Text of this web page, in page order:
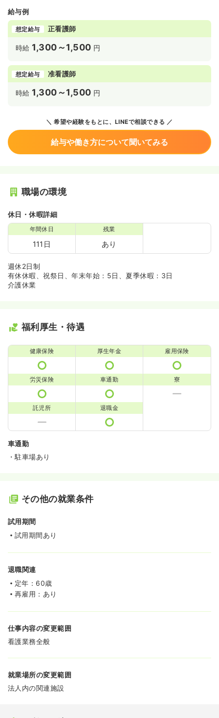
給与例
想定給与 正看護師
時給 1,300～1,500 円
想定給与 准看護師
時給 1,300～1,500 円
希望や経験をもとに、LINEで相談できる
給与や働き方について聞いてみる
職場の環境
休日・休暇詳細
年間休日
111日
残業
あり
週休2日制
有休休暇、祝祭日、年末年始：5日、夏季休暇：3日
介護休業
福利厚生・待遇
健康保険 厚生年金 雇用保険
労災保険 車通勤 寮
託児所 退職金
車通勤
・駐車場あり
その他の就業条件
試用期間
試用期間あり
退職関連
定年：60歳
再雇用：あり
仕事内容の変更範囲
看護業務全般
就業場所の変更範囲
法人内の関連施設